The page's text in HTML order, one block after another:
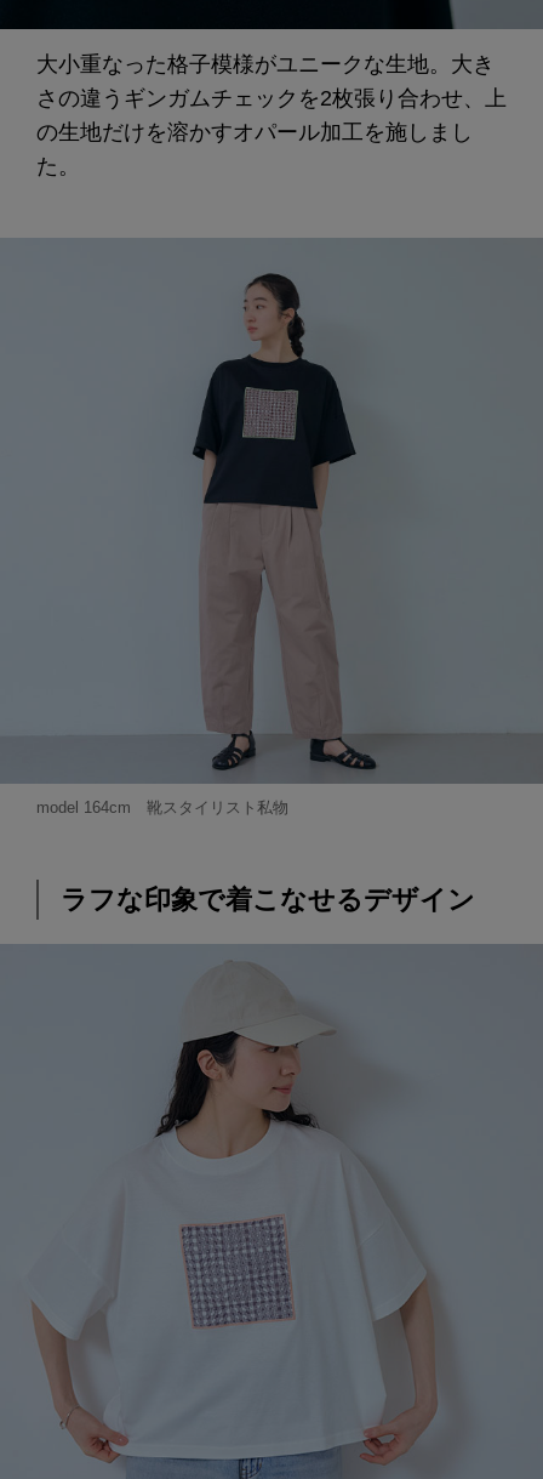
大小重なった格子模様がユニークな生地。大き
さの違うギンガムチェックを2枚張り合わせ、上
の生地だけを溶かすオパール加工を施しまし
た。
model 164cm 靴スタイリスト私物
ラフな印象で着こなせるデザイン